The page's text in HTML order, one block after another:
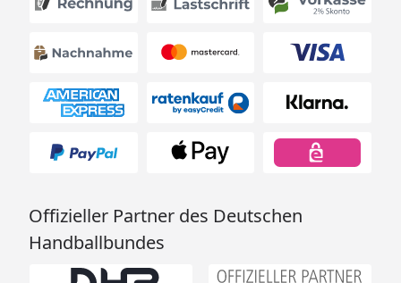
Offizieller Partner des Deutschen
Handballbundes